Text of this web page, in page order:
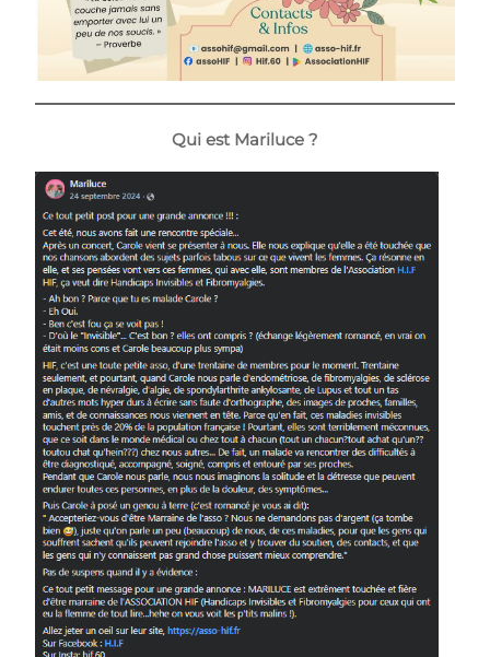
Qui est Mariluce ?